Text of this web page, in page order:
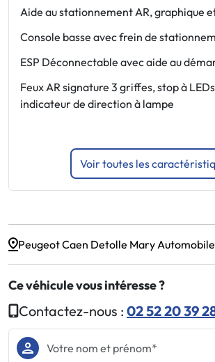
Aide au stationnement AR, graphique
Console basse avec frein de
ESP Déconnectable avec aide au
Feux AR signature 3 griffes, stop à
indicateur de direction à lampe
Voir toutes les
Peugeot Caen Detolle Mary
Ce véhicule vous intéresse ?
Contactez-nous : 02 52 20 39